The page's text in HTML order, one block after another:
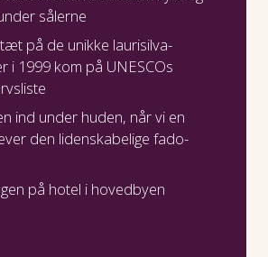
sålerne
på de unikke laurisilva-
i 1999 kom på UNESCOs
ind under huden, når vi en
den lidenskabelige fado-
på hotel i hovedbyen